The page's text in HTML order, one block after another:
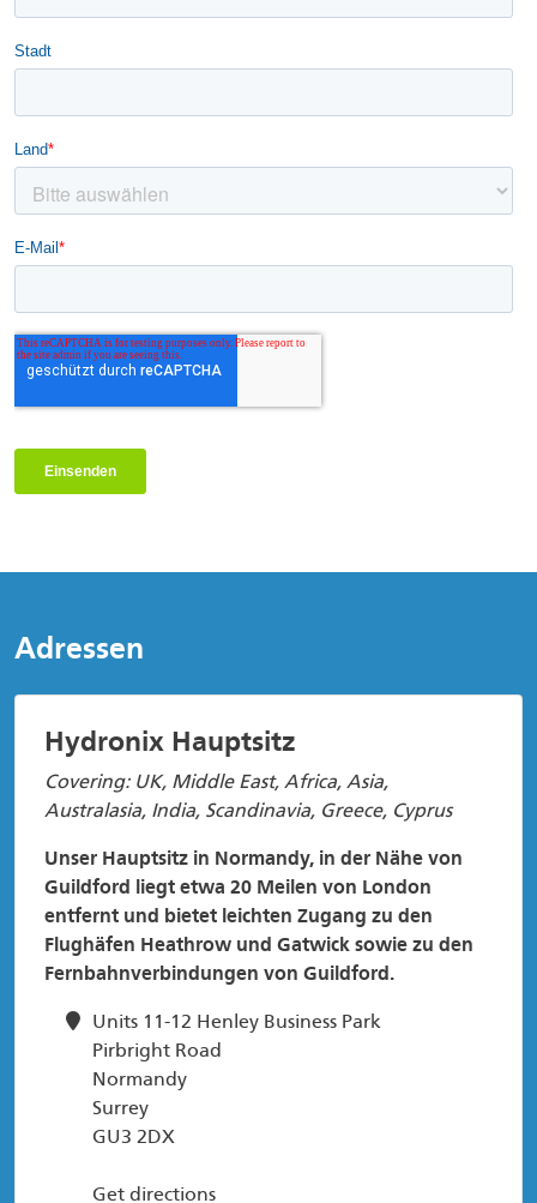
Adressen
Hydronix Hauptsitz
Covering: UK, Middle East, Africa, Asia,
Australasia, India, Scandinavia, Greece, Cyprus
Unser Hauptsitz in Normandy, in der Nähe von
Guildford liegt etwa 20 Meilen von London
entfernt und bietet leichten Zugang zu den
Flughäfen Heathrow und Gatwick sowie zu den
Fernbahnverbindungen von Guildford.
Units 11-12 Henley Business Park
Pirbright Road
Normandy
Surrey
GU3 2DX
Get directions